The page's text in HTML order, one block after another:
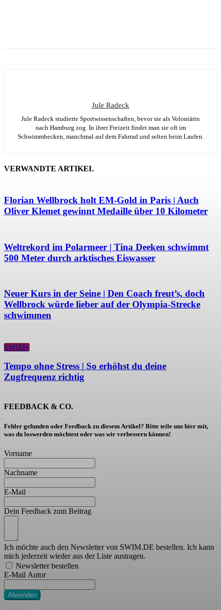
Jule Radeck
Jule Radeck studierte Sportwissenschaften, bevor sie als Volontärin
nach Hamburg zog. In ihrer Freizeit findet man sie oft im
Schwimmbecken, manchmal auf dem Fahrrad und selten beim Laufen.
VERWANDTE ARTIKEL
Florian Wellbrock holt EM-Gold in Paris | Auch
Oliver Klemet gewinnt Medaille über 10 Kilometer
Weltrekord im Polarmeer | Tina Deeken schwimmt
500 Meter durch arktisches Eiswasser
Neuer Kurs in der Seine | Den Coach freut’s, doch
Wellbrock würde lieber auf der Olympia-Strecke
schwimmen
SWIM+
Tempo ohne Stress | So erhöhst du deine
Zugfrequenz richtig
FEEDBACK & CO.
Fehler gefunden oder Feedback zu diesem Artikel? Bitte teile uns hier mit,
was du loswerden möchtest oder was wir verbessern können!
Vorname
Nachname
E-Mail
Dein Feedback zum Beitrag
Ich möchte auch den Newsletter von SWIM.DE bestellen. Ich kann
mich jederzeit wieder aus der Liste austragen.
Newsletter bestellen
E-Mail Autor
Absenden